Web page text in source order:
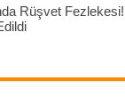
Rüşvet Fezlekesi!